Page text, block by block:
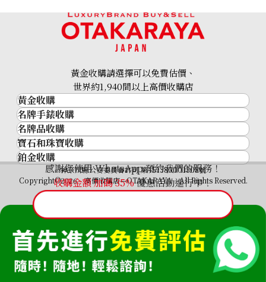
Mikimoto pearl (black pearl) ring
參考回收價
HKD 5,327.15感謝您使用 WhatsApp 預約我們的服務！
收購金額 加碼35%優惠活動進行中！
黃金收購請選擇可以免費估價、
世界約1,940間以上高價收購店
黃金收購
黃金･金條
金條
金幣及銀幣
過去十年黃金價格
金飾
金戒指
金頸鍊
名牌手錶收購
名牌手錶收購
勞力士 (Rolex)
Patek Philippe
Audemars Piguet
Vacheron Constantin
A. Lange & Söhne
Breguet
名牌品收購
名牌品收購
HERMES
LOUIS VUITTON
CHANEL
卡地亞（Cartier）
CELINE
FENDI
Christian Dior
GUCCI
寶石和珠寶收購
寶石和珠寶
祖母綠
藍寶石
紅寶石
鉑金收購
神奈川縣公安委員會許可 第451380001308號
Copyright©2026 高價收購店—OTAKARAYA All Rights Reserved.